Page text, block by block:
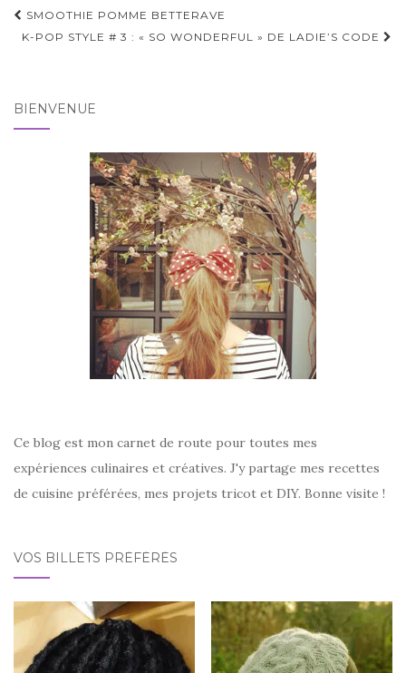
Pagination
d'article
SMOOTHIE POMME BETTERAVE
K-POP STYLE # 3 : « SO WONDERFUL » DE LADIE’S CODE
BIENVENUE
Ce blog est mon carnet de route pour toutes mes
expériences culinaires et créatives. J'y partage mes recettes
de cuisine préférées, mes projets tricot et DIY. Bonne visite !
VOS BILLETS PRÉFÉRÉS